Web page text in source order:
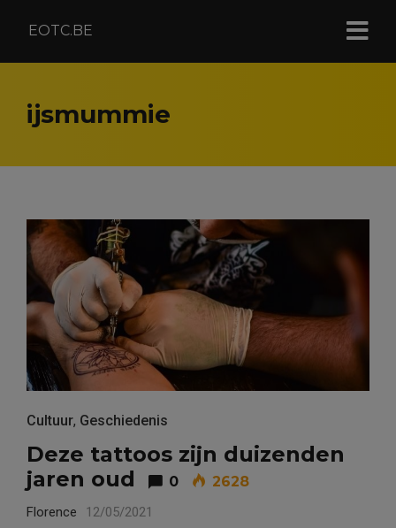
EOTC.BE
ijsmummie
Cultuur, Geschiedenis
Deze tattoos zijn duizenden
jaren oud
0 2628
Florence 12/05/2021